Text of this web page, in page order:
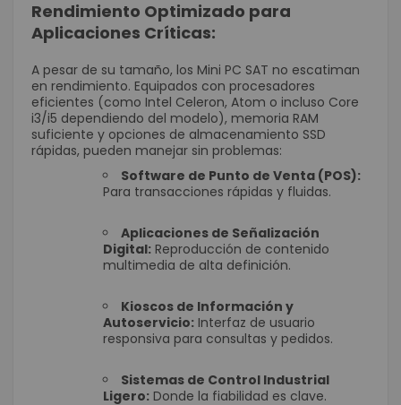
Rendimiento Optimizado para
Aplicaciones Críticas:
A pesar de su tamaño, los Mini PC SAT no escatiman
en rendimiento. Equipados con procesadores
eficientes (como Intel Celeron, Atom o incluso Core
i3/i5 dependiendo del modelo), memoria RAM
suficiente y opciones de almacenamiento SSD
rápidas, pueden manejar sin problemas:
Software de Punto de Venta (POS):
Para transacciones rápidas y fluidas.
Aplicaciones de Señalización
Digital: Reproducción de contenido
multimedia de alta definición.
Kioscos de Información y
Autoservicio: Interfaz de usuario
responsiva para consultas y pedidos.
Sistemas de Control Industrial
Ligero: Donde la fiabilidad es clave.